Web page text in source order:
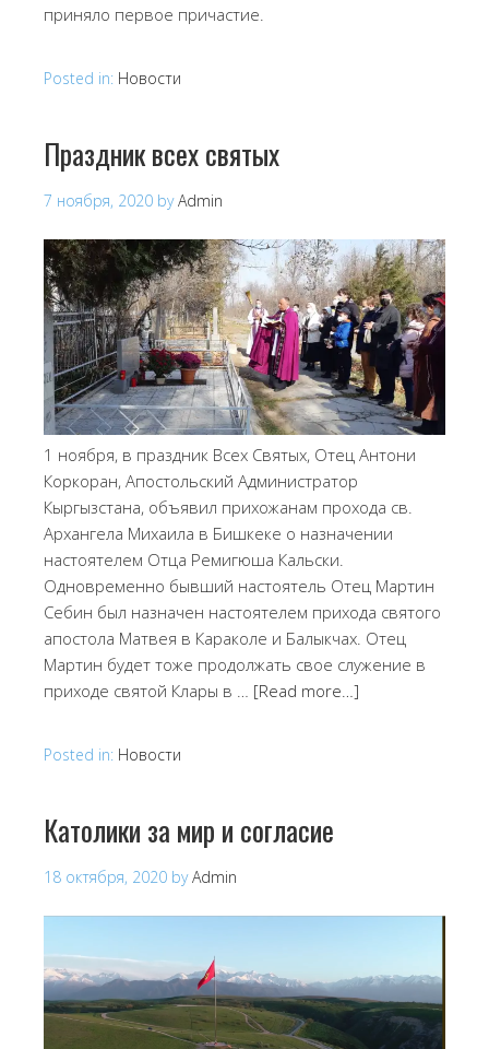
приняло первое причастие.
Posted in: Новости
Праздник всех святых
7 ноября, 2020 byAdmin
1 ноября, в праздник Всех Святых, Отец Антони
Коркоран, Апостольский Администратор
Кыргызстана, объявил прихожанам прохода св.
Архангела Михаила в Бишкеке о назначении
настоятелем Отца Ремигюша Кальски.
Одновременно бывший настоятель Отец Мартин
Себин был назначен настоятелем прихода святого
апостола Матвея в Караколе и Балыкчах. Отец
Мартин будет тоже продолжать свое служение в
приходе святой Клары в … [Read more…]
Posted in: Новости
Католики за мир и согласие
18 октября, 2020 byAdmin